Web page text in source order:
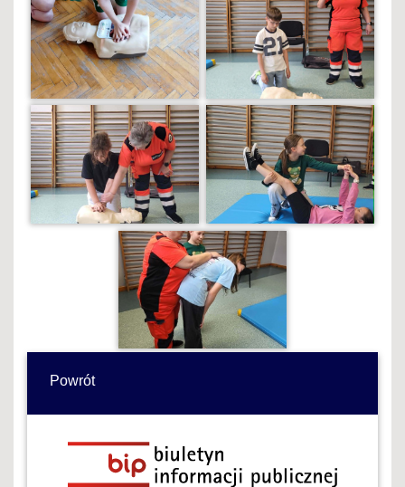
Powrót